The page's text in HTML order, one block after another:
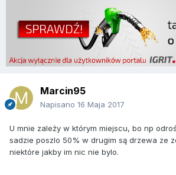
Marcin95
Napisano 16 Maja 2017
U mnie zależy w którym miejscu, bo np
sadzie poszlo 50% w drugim są drzewa ze
niektóre jakby im nic nie bylo.